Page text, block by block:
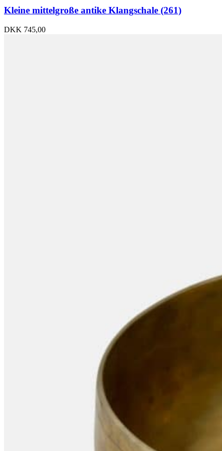
Kleine mittelgroße antike Klangschale (261)
DKK 745,00